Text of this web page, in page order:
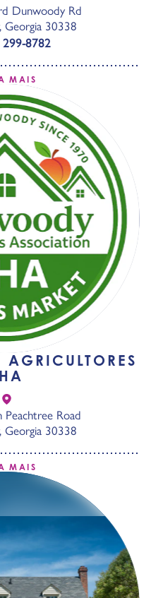
Dunwoody Rd
Georgia 30338
8782
MAIS
Road
Georgia 30338
MAIS